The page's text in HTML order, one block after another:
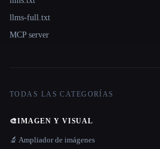
llms-full.txt
MCP server
TODAS LAS CATEGORÍAS
🎨IMAGEN Y VISUAL
🔬 Ampliador de imágenes